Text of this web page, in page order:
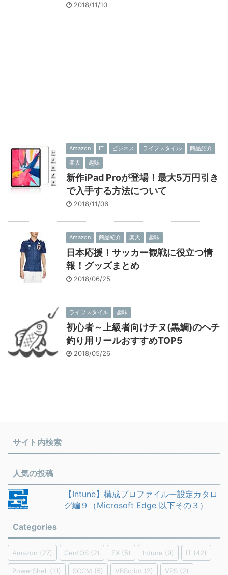
2018/11/10
Amazon IT ビジネス ライフスタイル
商品紹介
楽天
趣味
新作iPad Proが登場！最大5万円引き
で入手する方法について
2018/11/06
Amazon 商品紹介 楽天 趣味
日本応援！サッカー観戦に役立つ情
報！グッズまとめ
2018/06/25
ライフスタイル 趣味
初心者～上級者向けチヌ(黒鯛)のヘチ
釣り用リールおすすめTOP5
2018/05/26
サイト内検索
人気の投稿
【Intune】構成プロファイルー設定カタロ
グ編９（Microsoft Edge 以下その３）
Categories
Amazon (27) CentOS (2) FX (5) Intune (9) IT (42)
PowerShell (11) SCCM (5) VBScript (2) VPS (2)